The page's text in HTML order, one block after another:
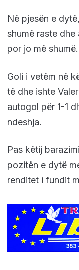
Në pjesën e
shumë raste
por jo më shumë.
Goli i vetëm në
të dhe ishte
autogol për 1-1
ndeshja.
Pas këtij
pozitën e dytë
renditet i fundit